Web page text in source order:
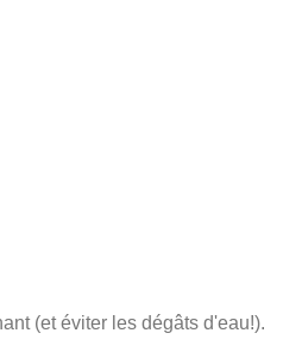
(et éviter les dégâts d'eau!).